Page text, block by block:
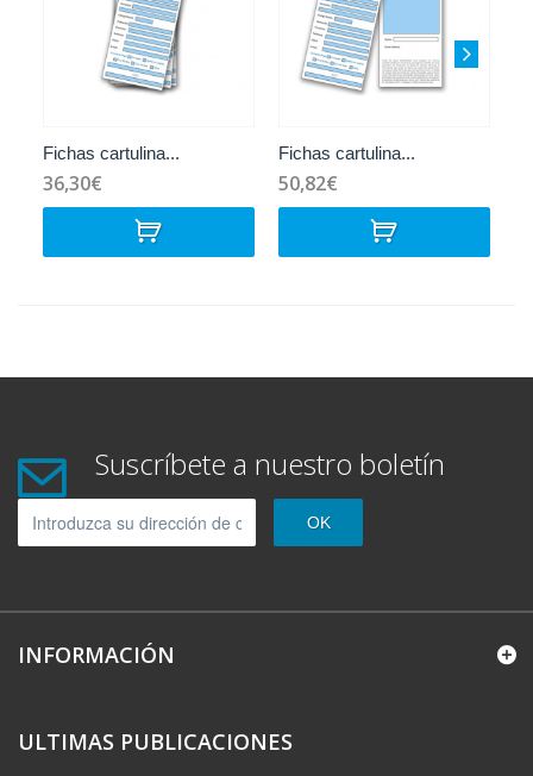
Fichas cartulina...
36,30€
Fichas cartulina...
50,82€
Suscríbete a nuestro boletín
OK
INFORMACIÓN
ULTIMAS PUBLICACIONES